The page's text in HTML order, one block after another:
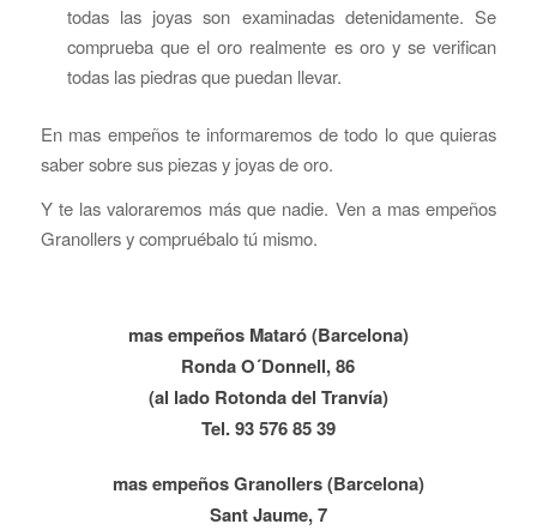
todas las joyas son examinadas detenidamente. Se
comprueba que el oro realmente es oro y se verifican
todas las piedras que puedan llevar.
En mas empeños te informaremos de todo lo que quieras
saber sobre sus piezas y joyas de oro.
Y te las valoraremos más que nadie. Ven a mas empeños
Granollers y compruébalo tú mismo.
mas empeños Mataró (Barcelona)
Ronda O´Donnell, 86
(al lado Rotonda del Tranvía)
Tel. 93 576 85 39
mas empeños Granollers (Barcelona)
Sant Jaume, 7